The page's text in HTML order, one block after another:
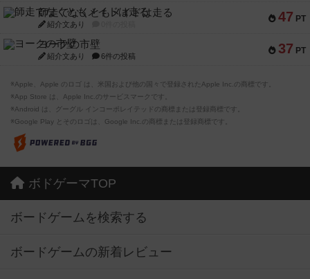
47 PT
師走でなくともメイドは走る
紹介文あり
37 PT
ヨークの市壁
紹介文あり 6件の投稿
※Apple、Apple のロゴ は、米国および他の国々で登録されたApple Inc.の商標です。
※App Store は、Apple Inc.のサービスマークです。
※Android は、グーグル インコーポレイテッドの商標または登録商標です。
※Google Play とそのロゴは、Google Inc.の商標または登録商標です。
ボドゲーマTOP
ボードゲームを検索する
ボードゲームの新着レビュー